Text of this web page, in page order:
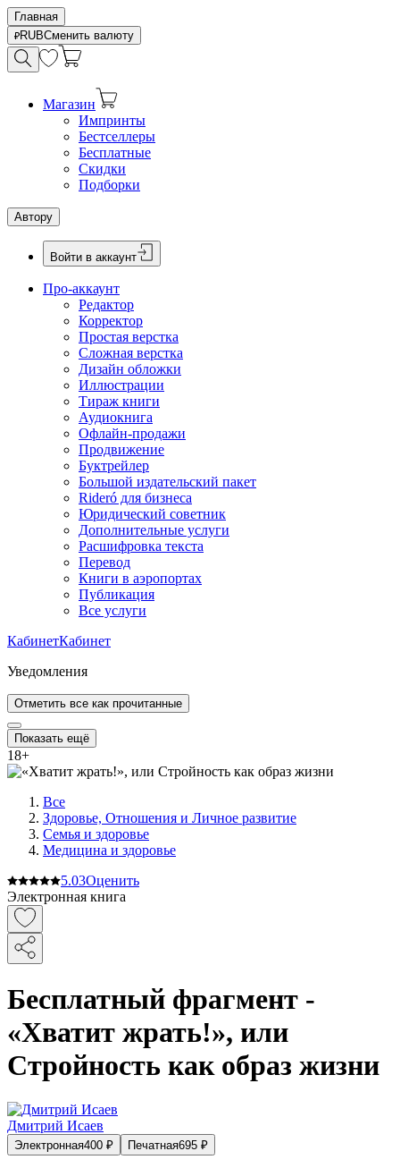
Главная
RUBСменить валюту
Магазин
Импринты
Бестселлеры
Бесплатные
Скидки
Подборки
Автору
Войти в аккаунт
Про-аккаунт
Редактор
Корректор
Простая верстка
Сложная верстка
Дизайн обложки
Иллюстрации
Тираж книги
Аудиокнига
Офлайн-продажи
Продвижение
Буктрейлер
Большой издательский пакет
Rideró для бизнеса
Юридический советник
Дополнительные услуги
Расшифровка текста
Перевод
Книги в аэропортах
Публикация
Все услуги
КабинетКабинет
Уведомления
Отметить все как прочитанные
Показать ещё
18+
Все
Здоровье, Отношения и Личное развитие
Семья и здоровье
Медицина и здоровье
5.03Оценить
Электронная книга
Бесплатный фрагмент -
«Хватит жрать!», или
Стройность как образ жизни
Дмитрий Исаев
Электронная400 ₽ Печатная695 ₽